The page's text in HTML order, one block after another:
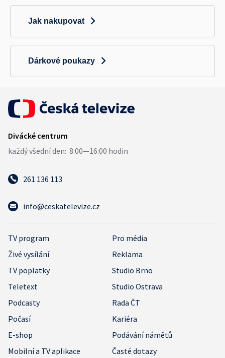
Jak nakupovat
Dárkové poukazy
261 136 113
info@ceskatelevize.cz
TV program
Pro média
Živé vysílání
Reklama
TV poplatky
Studio Brno
Teletext
Studio Ostrava
Podcasty
Rada ČT
Počasí
Kariéra
E-shop
Podávání námětů
Mobilní a TV aplikace
Časté dotazy